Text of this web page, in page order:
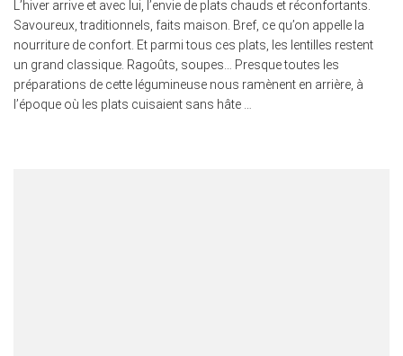
L’hiver arrive et avec lui, l’envie de plats chauds et réconfortants.
Savoureux, traditionnels, faits maison. Bref, ce qu’on appelle la
nourriture de confort. Et parmi tous ces plats, les lentilles restent
un grand classique. Ragoûts, soupes… Presque toutes les
préparations de cette légumineuse nous ramènent en arrière, à
l’époque où les plats cuisaient sans hâte …